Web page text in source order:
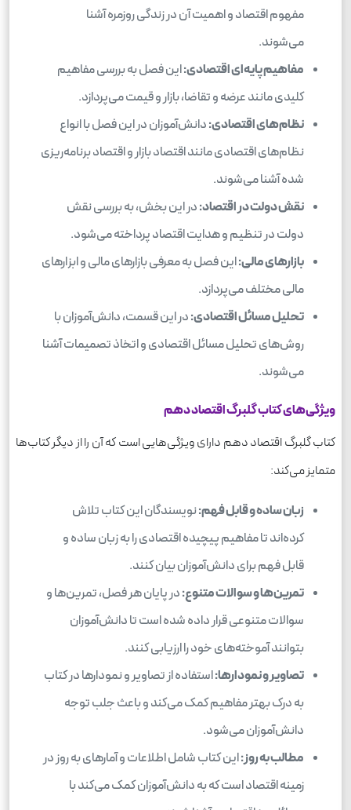
مفهوم اقتصاد و اهمیت آن در زندگی روزمره آشنا
می‌شوند.
مفاهیم پایه‌ای اقتصادی:این فصل به بررسی مفاهیم
کلیدی مانند عرضه و تقاضا، بازار و قیمت می‌پردازد.
نظام‌های اقتصادی:دانش‌آموزان در این فصل با انواع
نظام‌های اقتصادی مانند اقتصاد بازار و اقتصاد برنامه‌ریزی
شده آشنا می‌شوند.
نقش دولت در اقتصاد:در این بخش، به بررسی نقش
دولت در تنظیم و هدایت اقتصاد پرداخته می‌شود.
بازارهای مالی:این فصل به معرفی بازارهای مالی و ابزارهای
مالی مختلف می‌پردازد.
تحلیل مسائل اقتصادی:در این قسمت، دانش‌آموزان با
روش‌های تحلیل مسائل اقتصادی و اتخاذ تصمیمات آشنا
می‌شوند.
ویژگی‌های کتاب گلبرگ اقتصاد دهم
کتاب گلبرگ اقتصاد دهم دارای ویژگی‌هایی است که آن را از دیگر کتاب‌ها
متمایز می‌کند:
زبان ساده و قابل فهم:نویسندگان این کتاب تلاش
کرده‌اند تا مفاهیم پیچیده اقتصادی را به زبان ساده و
قابل فهم برای دانش‌آموزان بیان کنند.
تمرین‌ها و سوالات متنوع:در پایان هر فصل، تمرین‌ها و
سوالات متنوعی قرار داده شده است تا دانش‌آموزان
بتوانند آموخته‌های خود را ارزیابی کنند.
تصاویر و نمودارها:استفاده از تصاویر و نمودارها در کتاب
به درک بهتر مفاهیم کمک می‌کند و باعث جلب توجه
دانش‌آموزان می‌شود.
مطالب به روز:این کتاب شامل اطلاعات و آمارهای به روز در
زمینه اقتصاد است که به دانش‌آموزان کمک می‌کند با